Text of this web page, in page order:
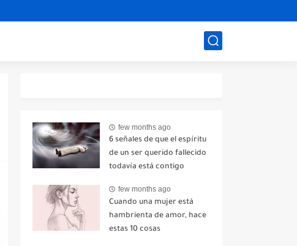
few months ago
6 señales de que el espíritu
de un ser querido fallecido
todavía está contigo
few months ago
Cuando una mujer está
hambrienta de amor, hace
estas 10 cosas